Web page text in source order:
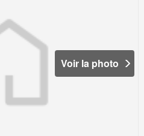
Voir la photo